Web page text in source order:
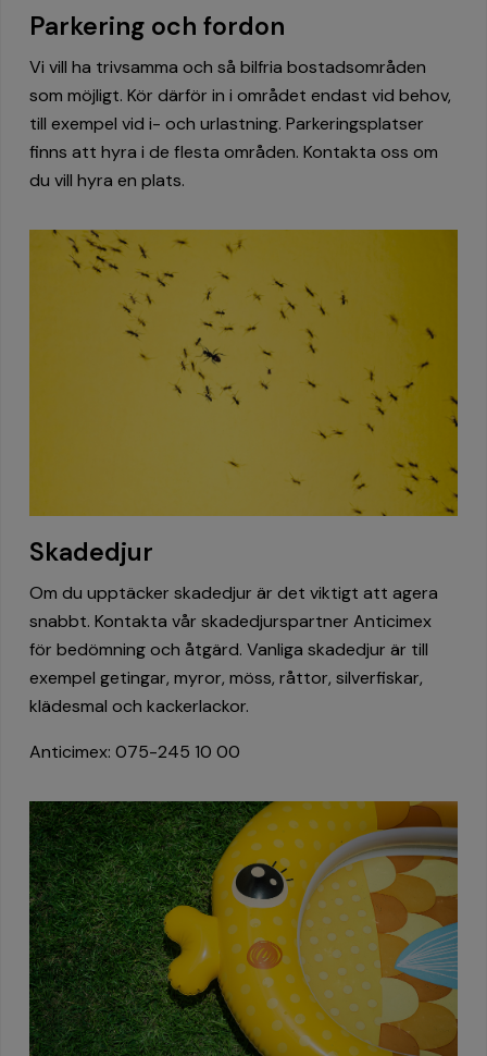
Parkering och fordon
Vi vill ha trivsamma och så bilfria bostadsområden
som möjligt. Kör därför in i området endast vid behov,
till exempel vid i- och urlastning. Parkeringsplatser
finns att hyra i de flesta områden. Kontakta oss om
du vill hyra en plats.
Skadedjur
Om du upptäcker skadedjur är det viktigt att agera
snabbt. Kontakta vår skadedjurspartner Anticimex
för bedömning och åtgärd. Vanliga skadedjur är till
exempel getingar, myror, möss, råttor, silverfiskar,
klädesmal och kackerlackor.
Anticimex: 075-245 10 00